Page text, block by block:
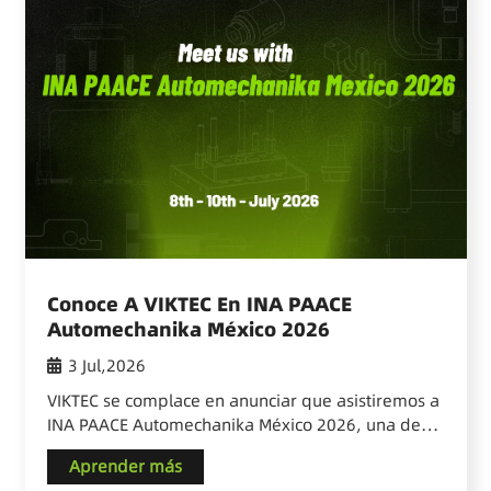
Conoce A VIKTEC En INA PAACE
Automechanika México 2026
3 Jul,2026
VIKTEC se complace en anunciar que asistiremos a
INA PAACE Automechanika México 2026, una de
las importantes exposiciones del mercado de
repuestos automotrices en América Latina. El
Aprender más